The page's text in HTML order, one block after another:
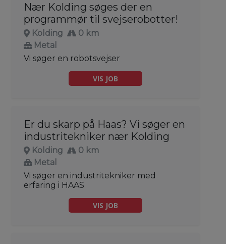
Nær Kolding søges der en
programmør til svejserobotter!
Kolding
0 km
Metal
Vi søger en robotsvejser
VIS JOB
Er du skarp på Haas? Vi søger en
industritekniker nær Kolding
Kolding
0 km
Metal
Vi søger en industritekniker med
erfaring i HAAS
VIS JOB